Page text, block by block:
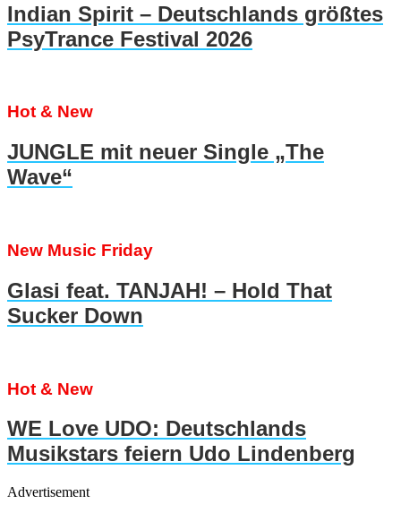
Indian Spirit – Deutschlands größtes
PsyTrance Festival 2026
Hot & New
JUNGLE mit neuer Single „The
Wave“
New Music Friday
Glasi feat. TANJAH! – Hold That
Sucker Down
Hot & New
WE Love UDO: Deutschlands
Musikstars feiern Udo Lindenberg
Advertisement